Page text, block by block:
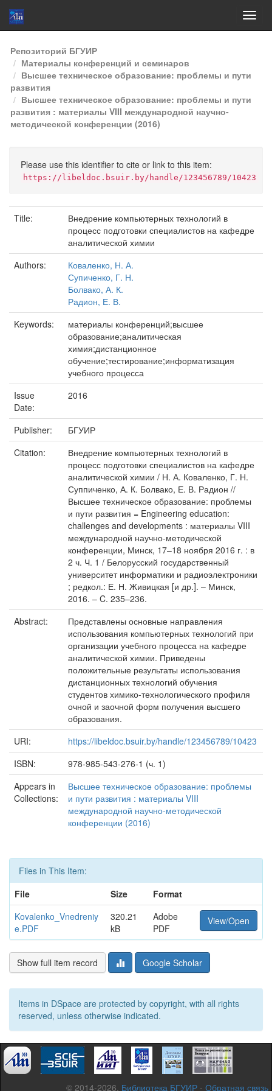
Skip
navigation
Репозиторий БГУИР
Материалы конференций и семинаров
Высшее техническое образование: проблемы и пути
развития
Высшее техническое образование: проблемы и пути
развития : материалы VIII международной научно-
методической конференции (2016)
Please use this identifier to cite or link to this item:
https://libeldoc.bsuir.by/handle/123456789/10423
Title:
Внедрение компьютерных технологий в
процесс подготовки специалистов на кафедре
аналитической химии
Authors:
Коваленко, Н. А.
Супиченко, Г. Н.
Болвако, А. К.
Радион, Е. В.
Keywords:
материалы конференций;высшее
образование;аналитическая
химия;дистанционное
обучение;тестирование;информатизация
учебного процесса
Issue
Date:
2016
Publisher:
БГУИР
Citation:
Внедрение компьютерных технологий в
процесс подготовки специалистов на кафедре
аналитической химии / Н. А. Коваленко, Г. Н.
Суппиченко, А. К. Болвако, Е. В. Радион //
Высшее техническое образование: проблемы
и пути развития = Engineering education:
challenges and developments : материалы VIII
международной научно-методической
конференции, Минск, 17–18 ноября 2016 г. : в
2 ч. Ч. 1 / Белорусский государственный
университет информатики и радиоэлектроники
; редкол.: Е. Н. Живицкая [и др.]. – Минск,
2016. – C. 235–236.
Abstract:
Представлены основные направления
использования компьютерных технологий при
организации учебного процесса на кафедре
аналитической химии. Приведены
положительные результаты использования
дистанционных технологий обучения
студентов химико-технологического профиля
очной и заочной форм получения высшего
образования.
URI:
https://libeldoc.bsuir.by/handle/123456789/10423
ISBN:
978-985-543-276-1 (ч. 1)
Appears in
Collections:
Высшее техническое образование: проблемы
и пути развития : материалы VIII
международной научно-методической
конференции (2016)
Files in This Item:
File
Size
Format
Kovalenko_Vnedreniy
e.PDF
320.21
kB
Adobe
PDF
View/Open
Show full item record Google Scholar
Items in DSpace are protected by copyright, with all rights
reserved, unless otherwise indicated.
© 2014-2026, Библиотека БГУИР - Обратная связь